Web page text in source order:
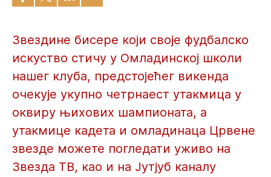
Звездине бисере који своје фудбалско
искуство стичу у Омладинској школи
нашег клуба, предстојећег викенда
очекује укупно четрнаест утакмица у
оквиру њихових шампионата, а
утакмице кадета и омладинаца Црвене
звезде можете погледати уживо на
Звезда ТВ, као и на Јутјуб каналу